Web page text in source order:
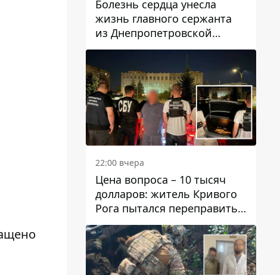
Болезнь сердца унесла
жизнь главного сержанта
из Днепропетровской
области Юрия Свистуна
22:00 вчера
Цена вопроса – 10 тысяч
долларов: житель Кривого
Рога пытался переправить
мужчину в Словакию